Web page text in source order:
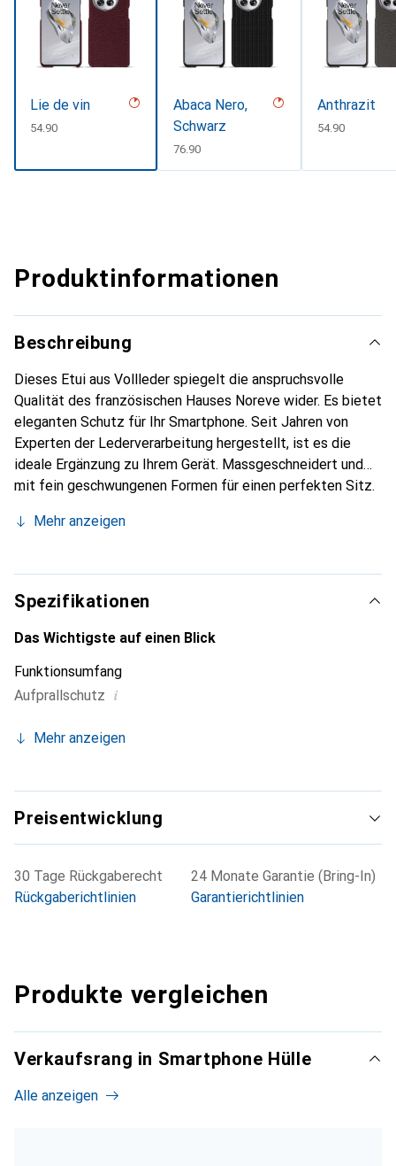
Lie de vin
CHF
54.90
Abaca Nero,
Schwarz
CHF
76.90
Anthrazit
CHF
54.90
Produktinformationen
Beschreibung
Dieses Etui aus Vollleder spiegelt die anspruchsvolle
Qualität des französischen Hauses Noreve wider. Es bietet
eleganten Schutz für Ihr Smartphone. Seit Jahren von
Experten der Lederverarbeitung hergestellt, ist es die
ideale Ergänzung zu Ihrem Gerät. Massgeschneidert und
mit fein geschwungenen Formen für einen perfekten Sitz.
Smartphone. Die Marke Noreve ist international für ihre
für den anspruchsvollen Kunden.
Mehr anzeigen
Spezifikationen
Das Wichtigste auf einen Blick
Funktionsumfang
Aufprallschutz i
Mehr anzeigen
Preisentwicklung
30 Tage Rückgaberecht
Rückgaberichtlinien
24 Monate Garantie (Bring-In)
Garantierichtlinien
Produkte vergleichen
Verkaufsrang in Smartphone Hülle
Alle anzeigen